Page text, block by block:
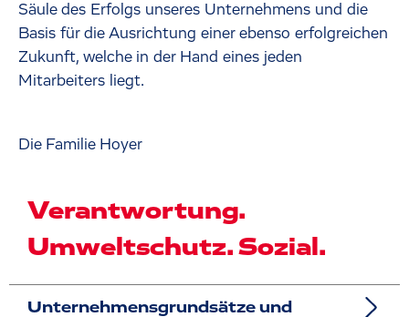
Säule des Erfolgs unseres Unternehmens und die
Basis für die Ausrichtung einer ebenso erfolgreichen
Zukunft, welche in der Hand eines jeden
Mitarbeiters liegt.
Die Familie Hoyer
Verantwortung.
Umweltschutz. Sozial.
Unternehmensgrundsätze und